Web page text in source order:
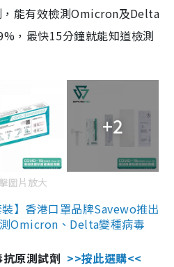
能有效檢測Omicron及Delta
，最快15分鐘就能知道檢測
+2
圖片放大
】香港口罩品牌Savewo推出
Omicron、Delta變種病毒
原測試劑 >>按此選購<<